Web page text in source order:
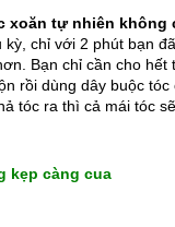
xoăn tự nhiên không
kỳ, chỉ với 2 phút bạn
Bạn chỉ cần cho hết
rồi dùng dây buộc tóc
tóc ra thì cả mái tóc
kẹp càng cua